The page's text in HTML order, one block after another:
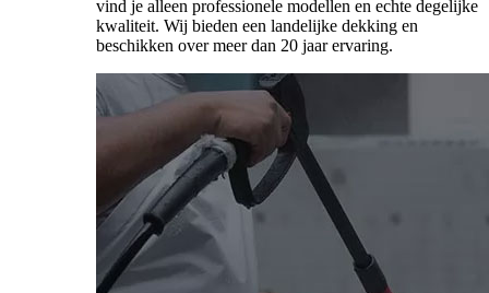
vind je alleen professionele modellen en echte degelijke
kwaliteit. Wij bieden een landelijke dekking en
beschikken over meer dan 20 jaar ervaring.